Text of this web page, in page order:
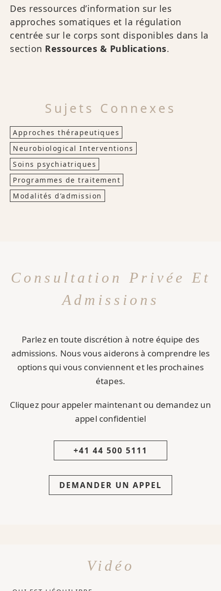
Des ressources d’information sur les
approches somatiques et la régulation
centrée sur le corps sont disponibles dans la
section Ressources & Publications.
Sujets Connexes
Approches thérapeutiques
Neurobiological Interventions
Soins psychiatriques
Programmes de traitement
Modalités d’admission
Consultation Privée Et
Admissions
Parlez en toute discrétion à notre équipe des
admissions. Nous vous aiderons à comprendre les
options qui vous conviennent et les prochaines
étapes.
Cliquez pour appeler maintenant ou demandez un
appel confidentiel
+41 44 500 5111
DEMANDER UN APPEL
Vidéo